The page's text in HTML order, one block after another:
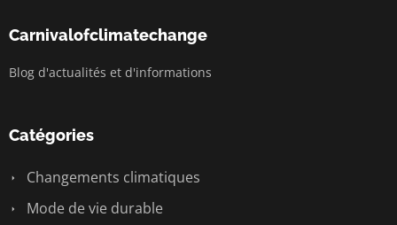
Carnivalofclimatechange
Blog d'actualités et d'informations
Catégories
Changements climatiques
Mode de vie durable